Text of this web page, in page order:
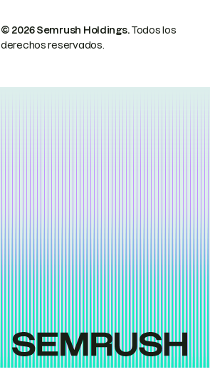
© 2026 Semrush Holdings.Todos los
derechos reservados.